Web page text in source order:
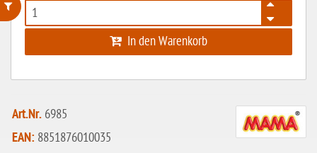
ohne Weizenstärke
ohne Ei
ohne Soja
In den Warenkorb
Art.Nr. 6985
EAN: 8851876010035